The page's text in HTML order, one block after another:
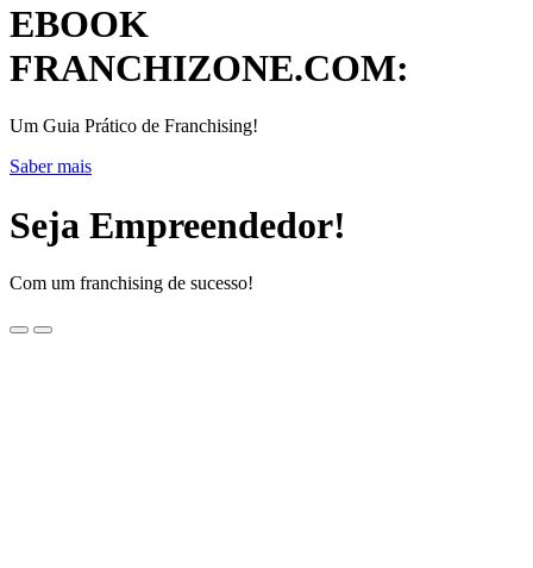
EBOOK
FRANCHIZONE.COM:
Um Guia Prático de Franchising!
Saber mais
Seja Empreendedor!
Com um franchising de sucesso!